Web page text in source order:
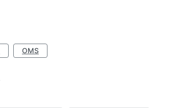
OMS